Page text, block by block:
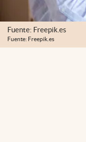
Fuente: Freepik.es
Fuente: Freepik.es